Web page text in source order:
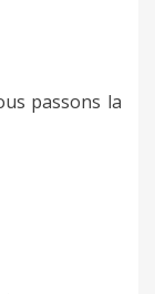
passons la